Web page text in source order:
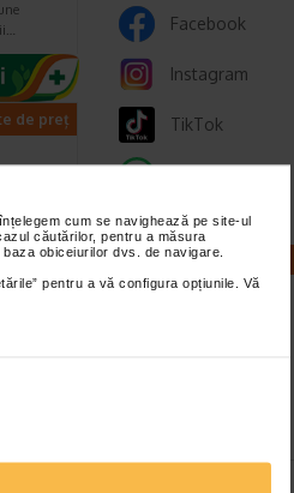
cum se navighează pe site-ul
căutărilor, pentru a măsura
obiceiurilor dvs. de navigare.
pentru a vă configura opțiunile. Vă
de preț
Facebook
Instagram
TikTok
CALCULATOARE